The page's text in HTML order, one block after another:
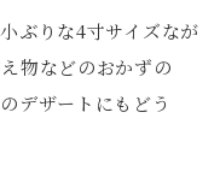
ぶりな4寸サイズなが
物などのおかずの
デザートにもどう